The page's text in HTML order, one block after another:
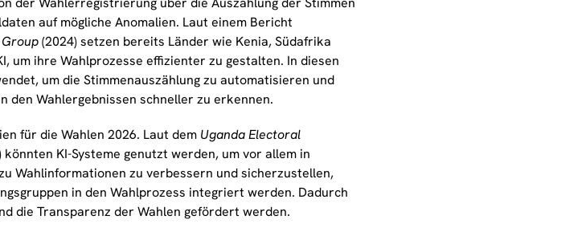
auf mögliche Anomalien. Laut einem Bericht
(2024) setzen bereits Länder wie Kenia, Südafrika
um ihre Wahlprozesse effizienter zu gestalten. In diesen
um die Stimmenauszählung zu automatisieren und
den Wahlergebnissen schneller zu erkennen.
für die Wahlen 2026. Laut dem Uganda Electoral
könnten KI-Systeme genutzt werden, um vor allem in
Wahlinformationen zu verbessern und sicherzustellen,
in den Wahlprozess integriert werden. Dadurch
die Transparenz der Wahlen gefördert werden.